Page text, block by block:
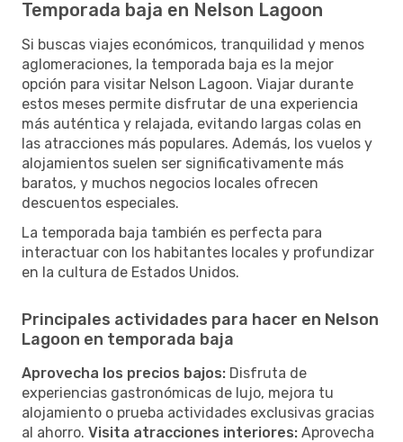
Temporada baja en Nelson Lagoon
Si buscas viajes económicos, tranquilidad y menos
aglomeraciones, la temporada baja es la mejor
opción para visitar Nelson Lagoon. Viajar durante
estos meses permite disfrutar de una experiencia
más auténtica y relajada, evitando largas colas en
las atracciones más populares. Además, los vuelos y
alojamientos suelen ser significativamente más
baratos, y muchos negocios locales ofrecen
descuentos especiales.
La temporada baja también es perfecta para
interactuar con los habitantes locales y profundizar
en la cultura de Estados Unidos.
Principales actividades para hacer en Nelson
Lagoon en temporada baja
Aprovecha los precios bajos: Disfruta de
experiencias gastronómicas de lujo, mejora tu
alojamiento o prueba actividades exclusivas gracias
al ahorro. Visita atracciones interiores: Aprovecha